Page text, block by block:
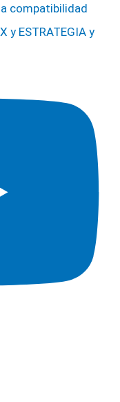
compatibilidad
y ESTRATEGIA y